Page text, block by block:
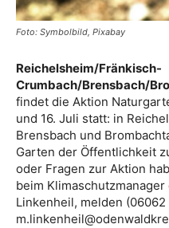
Foto: Symbolbild, Pixabay
Reichelsheim/Fränkisch-
Crumbach/Brensbach/
findet die Aktion
und 16. Juli statt: in
Brensbach und
Garten der Öffentlichkeit
oder Fragen zur Aktion
beim
Linkenheil, melden (06062